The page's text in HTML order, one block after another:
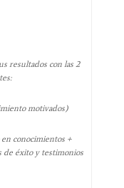
resultados con las 2
motivados)
conocimientos +
de éxito y testimonios